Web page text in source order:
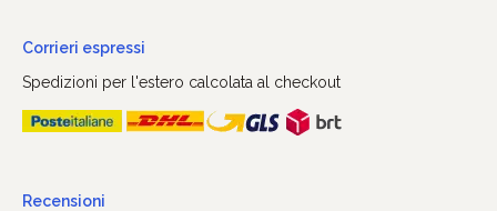
Corrieri espressi
Spedizioni per l'estero calcolata al checkout
Recensioni